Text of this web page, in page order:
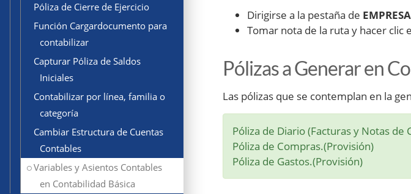
Póliza de Cierre de Ejercicio
Función Cargardocumento para
contabilizar
Capturar Póliza de Saldos
Iniciales
Contabilizar por línea, familia o
categoría
Cambiar Estructura de Cuentas
Contables
Variables y Asientos Contables
en Contabilidad Básica
Dirigirse a la pestaña de EMPRESA
Tomar nota de la ruta y hacer clic
Pólizas a Generar en
Las pólizas que se contemplan en la
Póliza de Diario (Facturas y Notas de
Póliza de Compras.(Provisión)
Póliza de Gastos.(Provisión)